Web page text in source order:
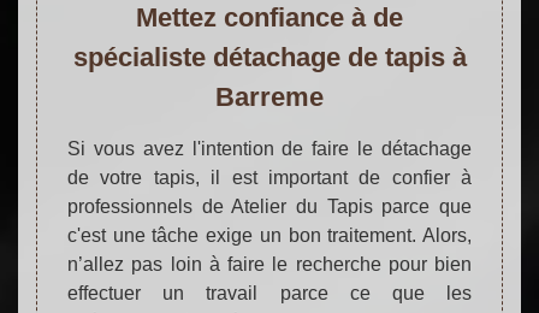
Mettez confiance à de
spécialiste détachage de tapis à
Barreme
Si vous avez l'intention de faire le détachage
de votre tapis, il est important de confier à
professionnels de Atelier du Tapis parce que
c'est une tâche exige un bon traitement. Alors,
n’allez pas loin à faire le recherche pour bien
effectuer un travail parce ce que les